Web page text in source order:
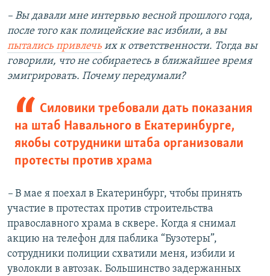
– Вы давали мне интервью весной прошлого года,
после того как полицейские вас избили, а вы
пытались привлечь их к ответственности. Тогда вы
говорили, что не собираетесь в ближайшее время
эмигрировать. Почему передумали?
Силовики требовали дать показания
на штаб Навального в Екатеринбурге,
якобы сотрудники штаба организовали
протесты против храма
– В мае я поехал в Екатеринбург, чтобы принять
участие в протестах против строительства
православного храма в сквере. Когда я снимал
акцию на телефон для паблика “Бузотеры”,
сотрудники полиции схватили меня, избили и
уволокли в автозак. Большинство задержанных